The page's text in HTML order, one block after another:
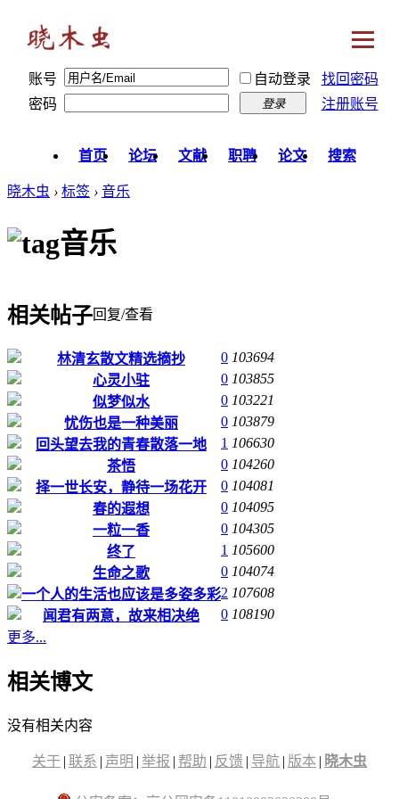
账号 自动登录
找回密码
密码
登录 注册账号
首页 论坛 文献 职聘 论文 搜索
晓木虫 › 标签 › 音乐
音乐
相关帖子回复/查看
林清玄散文精选摘抄 0 103694
心灵小驻
0 103855
似梦似水
0 103221
忧伤也是一种美丽
0 103879
回头望去我的青春散落一地
1 106630
茶悟
0 104260
择一世长安，静待一场花开
0 104081
春的遐想
0 104095
一粒一香
0 104305
终了
1 105600
生命之歌
0 104074
一个人的生活也应该是多姿多彩2 107608
闻君有两意，故来相决绝
0 108190
更多...
相关博文
没有相关内容
关于 | 联系 | 声明 | 举报 | 帮助 | 反馈 | 导航 | 版本 | 晓木虫